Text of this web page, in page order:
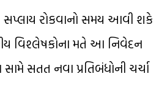
સપ્લાય રોકવાનો સમય આવી શકે
વિશ્લેષકોના મતે આ નિવેદન
સતત નવા પ્રતિબંધોની ચર્ચા